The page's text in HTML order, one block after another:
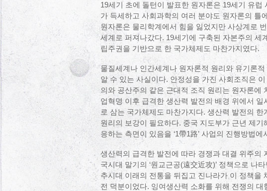
19세기 초에 돌턴이 발표한 원자론은 19세기 유럽
가 득세하고 사회과학의 여러 분야도 원자론의 틀
원자론은 물리학계에서 힘을 잃었지만 사상계로
세계로 퍼져나갔다. 19세기에 구축된 자본주의 세
립주권을 기반으로 한 국가체제도 마찬가지였다.
물질세계나 인간세계나 원자론적 원리와 유기론
알 수 있는 사실이다. 안정성을 가진 사회조직은
의와 공산주의 같은 근대적 조직 원리는 원자론에
업혁명 이후 급격한 생산력 발전의 배경 위에서 일
로 삼는 국가체제도 마찬가지다. 생산력 발전의
원리의 보강이 필요하다. 중국 지도부가 근년 제기
응하는 측면이 있음을 ‘1帶1路’ 사업의 진행방법에
생산력의 급격한 발전에 따라 경쟁과 대결 위주의
국시대 말기의 ‘원교근공(遠交近攻)’ 정책으로 나
추시대 이래의 전통을 뒤집고 진나라가 이 정책을
전 덕분이었다. 잉여생산력 소화를 위해 전쟁의